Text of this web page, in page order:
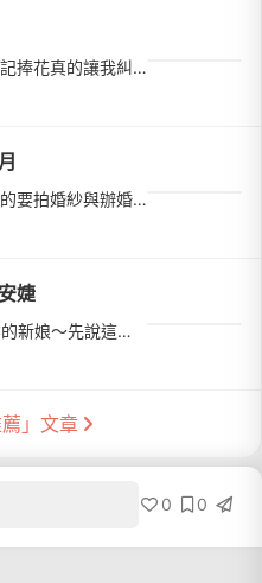
上週終於順利完成登記了！說到登記捧花真的讓我糾結一陣子。一開始先生覺得去戶政事務所拍個照，找間花店買束鮮花就好。但我去問了幾間稍微有設計感的，報價都要兩三千塊。想到最近天氣這麼熱，鮮花拿在手上拍完大概...
一直好喜歡冬伴的攝影風格，等真的要拍婚紗與辦婚禮的時候二話不說直接下定冬伴！大寶老師跟攝助都非常專業，拍攝過程氣氛也非常好，新娘秘書小月也是超級推薦！！！除了幫我化的像idol一樣漂亮，在拍攝時也是一直幫...
婕
大家好！我是 2026 年 1 月底畢業的新娘～先說這篇不是業配，也沒有因為發文得到折扣或贈品而是真的非常感謝 ˋˏˋˏ 安婕 ˎˊˎˊ認真又用心的人，值得被更多人看見！！婚禮結束後，就覺得一定要幫安婕寫一篇推薦文只是拖...
」文章
0 0